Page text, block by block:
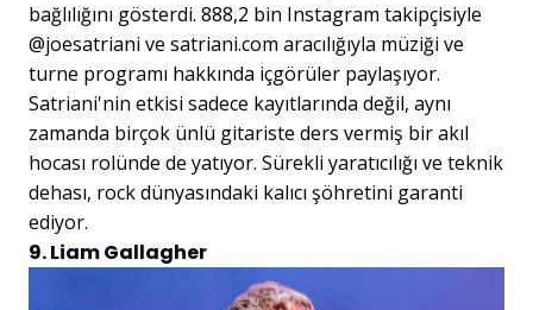
bağlılığını gösterdi. 888,2 bin Instagram takipçisiyle
@joesatriani ve satriani.com aracılığıyla müziği ve
turne programı hakkında içgörüler paylaşıyor.
Satriani'nin etkisi sadece kayıtlarında değil, aynı
zamanda birçok ünlü gitariste ders vermiş bir akıl
hocası rolünde de yatıyor. Sürekli yaratıcılığı ve teknik
dehası, rock dünyasındaki kalıcı şöhretini garanti
ediyor.
9. Liam Gallagher